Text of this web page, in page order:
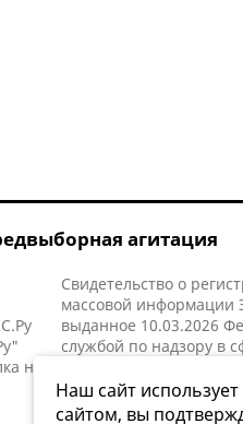
агитация
на
Свидетельство о
массовой
выданное 10.03.2026
службой по надзору в
коммуникаций
Наш сайт
сайтом, вы